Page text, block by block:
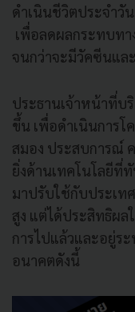
ดำเนินชีวิตประจำวั
เพื่อลดผลกระทบท
จนกว่าจะมีวัคซีนแล
ประธานเจ้าหน้าที่บ
ขึ้น เพื่อดำเนินการโ
สมอง ประสบการณ์
ยิ่งด้านเทคโนโลยีที่
มาปรับใช้กับประเท
สูง แต่ได้ประสิทธิผล
การไปแล้วและอยู่ร
อนาคตดังนี้